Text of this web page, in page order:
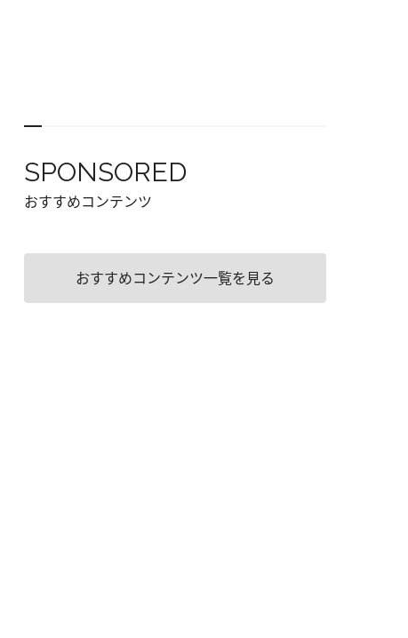
SPONSORED
おすすめコンテンツ
おすすめコンテンツ一覧を見る